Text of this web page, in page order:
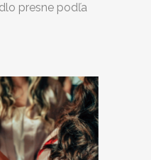
presne podľa